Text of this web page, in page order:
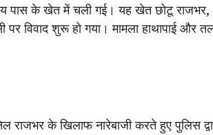
पास के खेत में चली गई। यह खेत छोटू
विवाद शुरू हो गया। मामला हाथापाई और
के खिलाफ नारेबाजी करते हुए पुलिस